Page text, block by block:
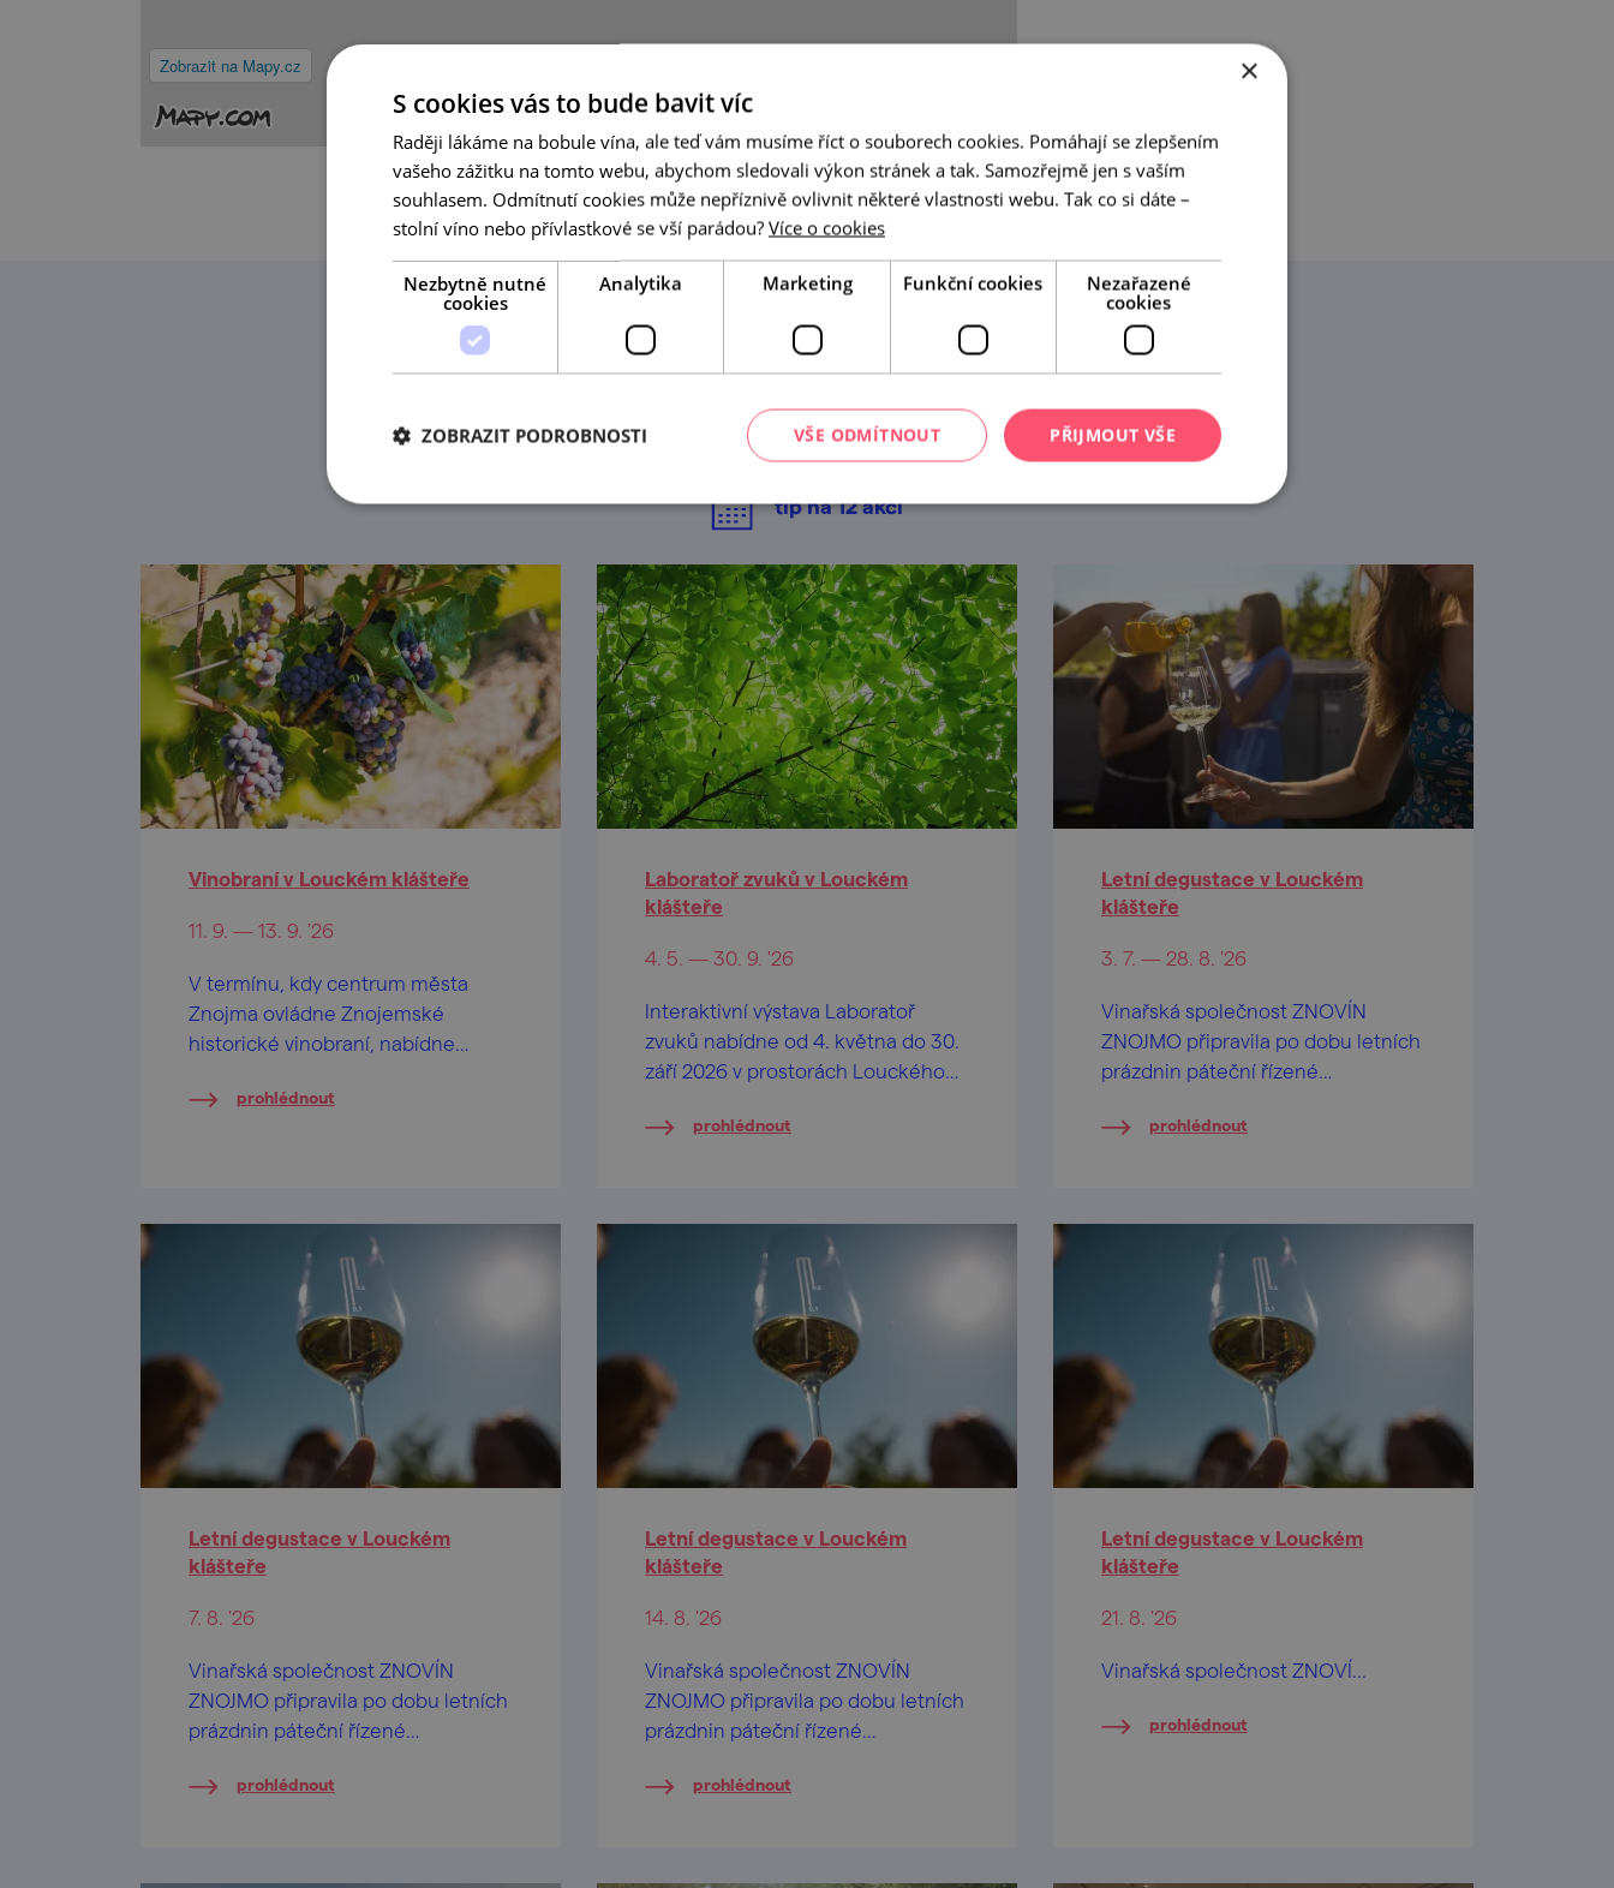
Zobrazit na Mapy.cz
Leaflet © Seznam.cz a.s. a další
A tady už jste byli?
Našli jsme další akce, které by se vám mohly líbit.
Mrkněte na ně.
tip na12akcí
Vinobraní v Louckém klášteře
11. 9. — 13. 9. '26
V termínu, kdy centrum města
Znojma ovládne Znojemské
historické vinobraní, nabídne
ZNOVÍN ZNOJMO svůj vinařský
prohlédnout
Laboratoř zvuků v Louckém
klášteře
4. 5. — 30. 9. '26
Interaktivní výstava Laboratoř
zvuků nabídne od 4. května do 30.
září 2026 v prostorách Louckého
propojující hudbu, fyziku a
prohlédnout
Letní degustace v Louckém
klášteře
3. 7. — 28. 8. '26
Vinařská společnost ZNOVÍN
ZNOJMO připravila po dobu letních
prázdnin páteční řízené
barokního Louckého kláštera ve
prohlédnout
Letní degustace v Louckém
klášteře
7. 8. '26
Vinařská společnost ZNOVÍN
ZNOJMO připravila po dobu letních
prázdnin páteční řízené
barokního Louckého kláštera ve
prohlédnout
Letní degustace v Louckém
klášteře
14. 8. '26
Vinařská společnost ZNOVÍN
ZNOJMO připravila po dobu letních
prázdnin páteční řízené
barokního Louckého kláštera ve
prohlédnout
Letní degustace v Louckém
klášteře
21. 8. '26
Vinařská společnost ZNOVÍ...
prohlédnout
×
S cookies vás to bude bavit víc
Raději lákáme na bobule vína, ale teď vám musíme říct o souborech cookies. Pomáhají se zlepšením
vašeho zážitku na tomto webu, abychom sledovali výkon stránek a tak. Samozřejmě jen s vaším
souhlasem. Odmítnutí cookies může nepříznivě ovlivnit některé vlastnosti webu. Tak co si dáte –
stolní víno nebo přívlastkové se vší parádou? Více o cookies
Nezbytně nutné
cookies
Analytika Marketing Funkční cookies
Nezařazené
cookies
PŘIJMOUT VŠE
VŠE ODMÍTNOUT
ZOBRAZIT PODROBNOSTI